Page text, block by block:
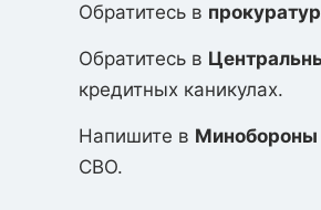
Обратитесь в
Обратитесь в
кредитных каникулах.
Напишите в
СВО.